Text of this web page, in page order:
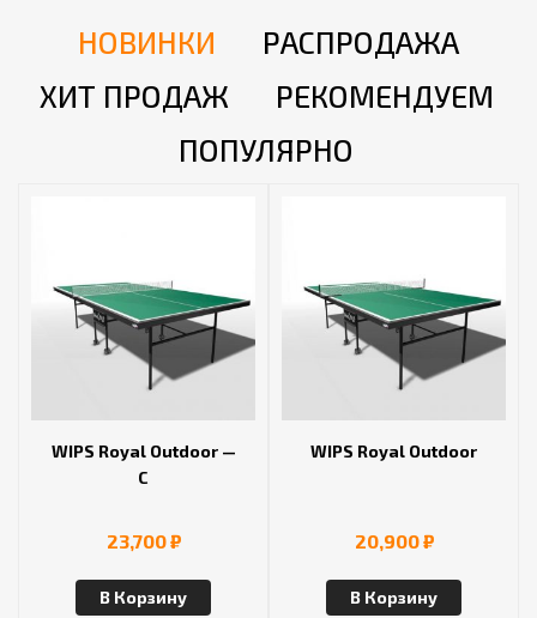
НОВИНКИ
РАСПРОДАЖА
ХИТ ПРОДАЖ
РЕКОМЕНДУЕМ
ПОПУЛЯРНО
WIPS Royal Outdoor —
С
23,700₽
В Корзину
WIPS Royal Outdoor
20,900₽
В Корзину